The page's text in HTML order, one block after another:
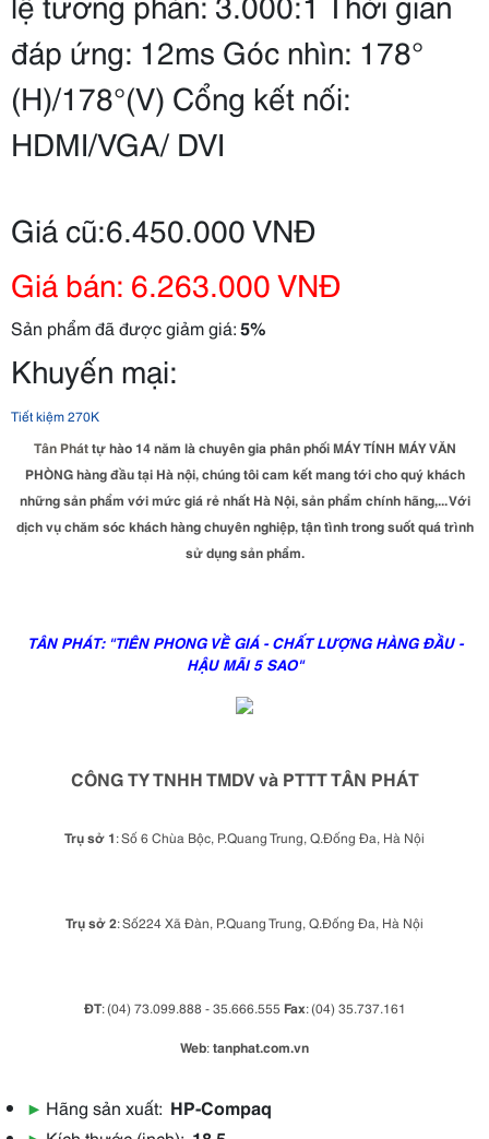
đáp ứng: 12ms Góc nhìn: 178°
(H)/178°(V) Cổng kết nối:
HDMI/VGA/ DVI
Giá cũ:6.450.000 VNĐ
Giá bán: 6.263.000 VNĐ
Sản phẩm đã được giảm giá:5%
Khuyến mại:
Tiết kiệm 270K
Tân Pháttự hào 14 năm là chuyên gia phân phối MÁY TÍNH MÁY VĂN
PHÒNG hàng đầu tại Hà nội, chúng tôi cam kết mang tới cho quý khách
những sản phẩm với mức giá rẻ nhất Hà Nội, sản phẩm chính hãng,... Với
dịch vụ chăm sóc khách hàng chuyên nghiệp, tận tình trong suốt quá trình
sử dụng sản phẩm.
TÂN PHÁT: "TIÊN PHONG VỀ GIÁ - CHẤT LƯỢNG HÀNG ĐẦU -
HẬU MÃI 5 SAO"
CÔNG TY TNHH TMDV và PTTT TÂN PHÁT
Trụ sở 1: Số 6 Chùa Bộc, P.Quang Trung, Q.Đống Đa, Hà Nội
Trụ sở 2: Số224 Xã Đàn, P.Quang Trung, Q.Đống Đa, Hà Nội
ĐT: (04) 73.099.888 - 35.666.555 Fax: (04) 35.737.161
Web:tanphat.com.vn
▶ Hãng sản xuất: HP-Compaq